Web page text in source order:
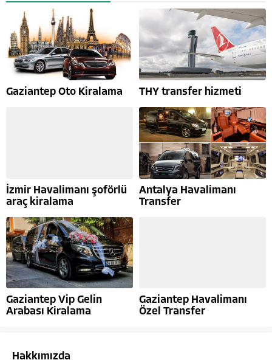
Gaziantep Oto Kiralama THY transfer hizmeti
İzmir Havalimanı şoförlü
araç kiralama
Antalya Havalimanı
Transfer
Gaziantep Vip Gelin
Arabası Kiralama
Gaziantep Havalimanı
Özel Transfer
Hakkımızda